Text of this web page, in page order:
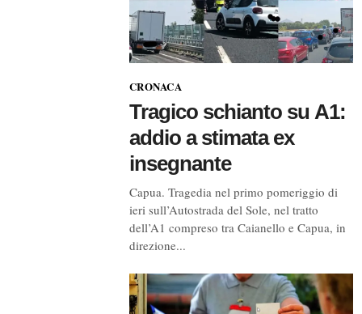
CRONACA
Tragico schianto su A1:
addio a stimata ex
insegnante
Capua. Tragedia nel primo pomeriggio di
ieri sull’Autostrada del Sole, nel tratto
dell’A1 compreso tra Caianello e Capua, in
direzione...